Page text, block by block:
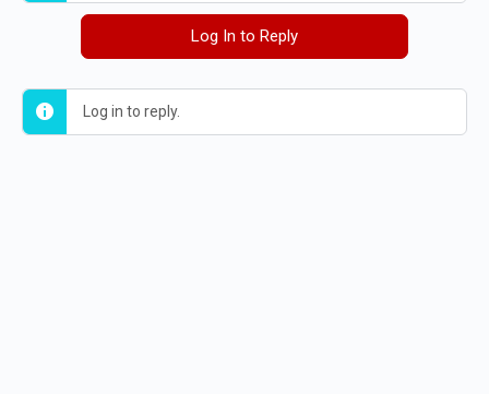
Log In to Reply
Log in to reply.